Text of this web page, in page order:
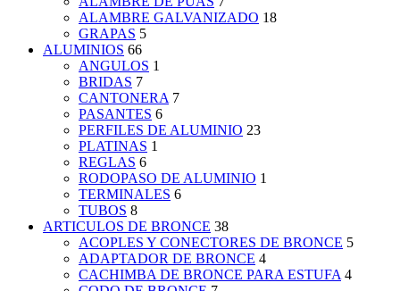
ALAMBRE GALVANIZADO 18
GRAPAS 5
ALUMINIOS 66
ANGULOS 1
BRIDAS 7
CANTONERA 7
PASANTES 6
PERFILES DE ALUMINIO 23
PLATINAS 1
REGLAS 6
RODOPASO DE ALUMINIO 1
TERMINALES 6
TUBOS 8
ARTICULOS DE BRONCE 38
ACOPLES Y CONECTORES DE BRONCE 5
ADAPTADOR DE BRONCE 4
CACHIMBA DE BRONCE PARA ESTUFA 4